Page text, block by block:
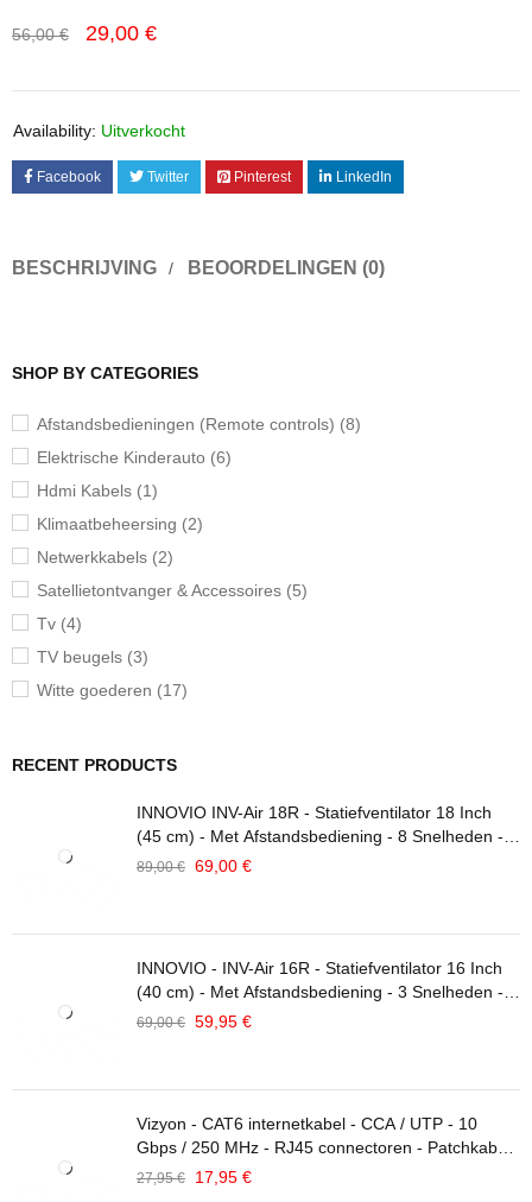
SHOP BY CATEGORIES
Afstandsbedieningen (Remote controls) (8)
Elektrische Kinderauto (6)
Hdmi Kabels (1)
Klimaatbeheersing (2)
Netwerkkabels (2)
Satellietontvanger & Accessoires (5)
Tv (4)
TV beugels (3)
Witte goederen (17)
RECENT PRODUCTS
INNOVIO INV-Air 18R - Statiefventilator 18 Inch
(45 cm) - Met Afstandsbediening - 8 Snelheden -
Oscillatiefunctie - Verstelbare Hoogte - 70W -
89,00€ 69,00 €
INNOVIO - INV-Air 16R - Statiefventilator 16 Inch
(40 cm) - Met Afstandsbediening - 3 Snelheden -
Oscillatiefunctie - Verstelbare Hoogte - 50W -
69,00€ 59,95 €
Vizyon - CAT6 internetkabel - CCA / UTP - 10
Gbps / 250 MHz - RJ45 connectoren - Patchkabel /
Netwerkkabel - 15 Meter - Grijs
27,95€ 17,95 €
56,00€ 29,00 €
Availability: Uitverkocht
Facebook Twitter Pinterest LinkedIn
BESCHRIJVING BEOORDELINGEN (0)